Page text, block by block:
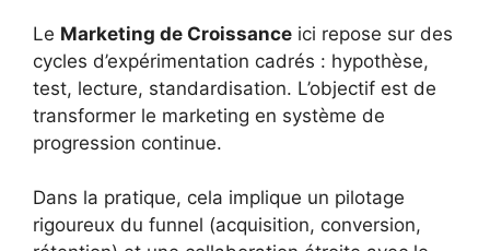
Le Marketing de Croissance ici repose sur des
cycles d’expérimentation cadrés : hypothèse,
test, lecture, standardisation. L’objectif est de
transformer le marketing en système de
progression continue.
Dans la pratique, cela implique un pilotage
rigoureux du funnel (acquisition, conversion,